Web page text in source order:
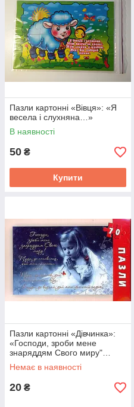
Пазли картонні «Вівця»: «Я
весела і слухняна…»
В наявності
50 ₴
Купити
Пазли картонні «Дівчинка»:
«Господи, зроби мене
знаряддям Свого миру"…
Немає в наявності
20 ₴